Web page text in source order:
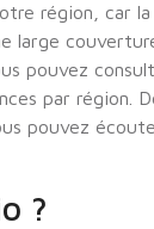
région, car
large
pouvez
par région.
pouvez
?